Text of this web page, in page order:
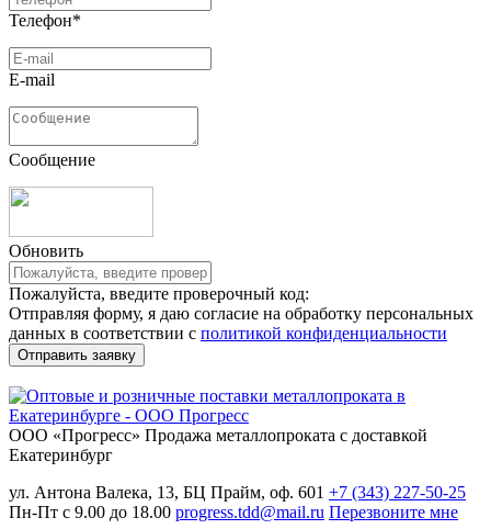
Телефон*
E-mail
Сообщение
Обновить
Пожалуйста, введите проверочный код:
Отправляя форму, я даю согласие на обработку персональных
данных в соответствии с политикой конфиденциальности
ООО «Прогресс» Продажа металлопроката с доставкой
Екатеринбург
ул. Антона Валека, 13, БЦ Прайм, оф. 601 +7 (343) 227-50-25
Пн-Пт с 9.00 до 18.00 progress.tdd@mail.ru Перезвоните мне